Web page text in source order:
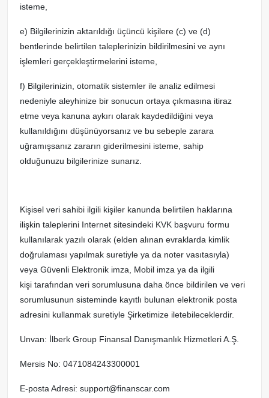
isteme,
e) Bilgilerinizin aktarıldığı üçüncü kişilere (c) ve (d)
bentlerinde belirtilen taleplerinizin bildirilmesini ve aynı
işlemleri gerçekleştirmelerini isteme,
f) Bilgilerinizin, otomatik sistemler ile analiz edilmesi
nedeniyle aleyhinize bir sonucun ortaya çıkmasına itiraz
etme veya kanuna aykırı olarak kaydedildiğini veya
kullanıldığını düşünüyorsanız ve bu sebeple zarara
uğramışsanız zararın giderilmesini isteme, sahip
olduğunuzu bilgilerinize sunarız.
Kişisel veri sahibi ilgili kişiler kanunda belirtilen haklarına
ilişkin taleplerini Internet sitesindeki KVK başvuru formu
kullanılarak yazılı olarak (elden alınan evraklarda kimlik
doğrulaması yapılmak suretiyle ya da noter vasıtasıyla)
veya Güvenli Elektronik imza, Mobil imza ya da ilgili
kişi tarafından veri sorumlusuna daha önce bildirilen ve veri
sorumlusunun sisteminde kayıtlı bulunan elektronik posta
adresini kullanmak suretiyle Şirketimize iletebileceklerdir.
Unvan: İlberk Group Finansal Danışmanlık Hizmetleri A.Ş.
Mersis No: 0471084243300001
E-posta Adresi: support@finanscar.com